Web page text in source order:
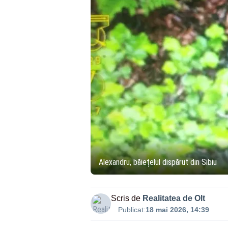
Alexandru, băiețelul dispărut din Sibiu
Scris de Realitatea de Olt
Publicat:18 mai 2026, 14:39